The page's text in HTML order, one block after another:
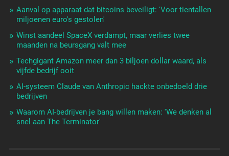
Aanval op apparaat dat bitcoins beveiligt: 'Voor tientallen
miljoenen euro's gestolen'
Winst aandeel SpaceX verdampt, maar verlies twee
maanden na beursgang valt mee
Techgigant Amazon meer dan 3 biljoen dollar waard, als
vijfde bedrijf ooit
AI-systeem Claude van Anthropic hackte onbedoeld drie
bedrijven
Waarom AI-bedrijven je bang willen maken: 'We denken al
snel aan The Terminator'